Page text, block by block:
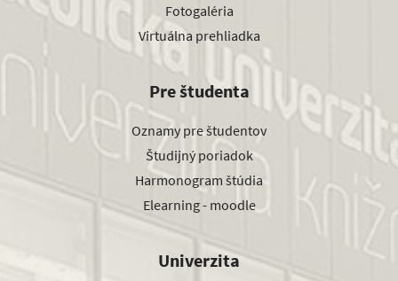
Fotogaléria
Virtuálna prehliadka
Pre študenta
Oznamy pre študentov
Študijný poriadok
Harmonogram štúdia
Elearning - moodle
Univerzita